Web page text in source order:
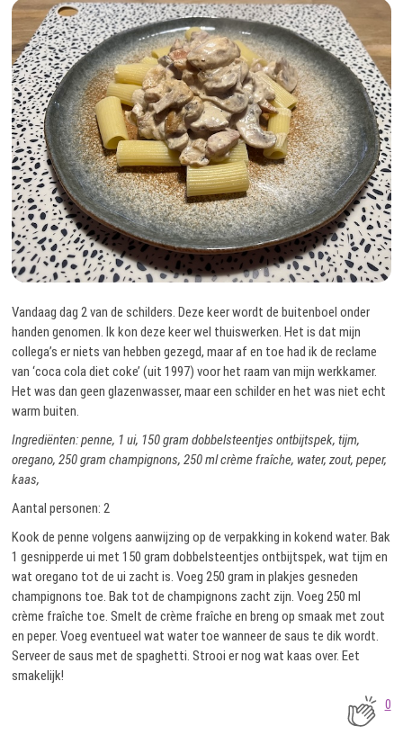
Vandaag dag 2 van de schilders. Deze keer wordt de buitenboel onder
handen genomen. Ik kon deze keer wel thuiswerken. Het is dat mijn
collega’s er niets van hebben gezegd, maar af en toe had ik de reclame
van ‘coca cola diet coke’ (uit 1997) voor het raam van mijn werkkamer.
Het was dan geen glazenwasser, maar een schilder en het was niet echt
warm buiten.
Ingrediënten: penne, 1 ui, 150 gram dobbelsteentjes ontbijtspek, tijm,
oregano, 250 gram champignons, 250 ml crème fraîche, water, zout, peper,
kaas,
Aantal personen: 2
Kook de penne volgens aanwijzing op de verpakking in kokend water. Bak
1 gesnipperde ui met 150 gram dobbelsteentjes ontbijtspek, wat tijm en
wat oregano tot de ui zacht is. Voeg 250 gram in plakjes gesneden
champignons toe. Bak tot de champignons zacht zijn. Voeg 250 ml
crème fraîche toe. Smelt de crème fraîche en breng op smaak met zout
en peper. Voeg eventueel wat water toe wanneer de saus te dik wordt.
Serveer de saus met de spaghetti. Strooi er nog wat kaas over. Eet
smakelijk!
0